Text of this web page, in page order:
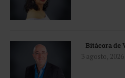
Bitácora de
3 agosto, 2026